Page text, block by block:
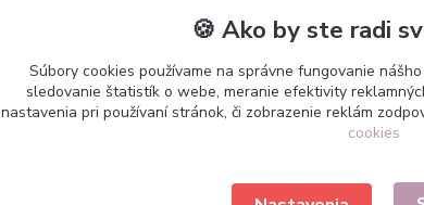
Ako nakupovať ?
Kontakt
🍪 Ako by ste radi
Súbory cookies používame na správne fungovanie
sledovanie štatistík o webe, meranie efektivity
nastavenia pri používaní stránok, či zobrazenie reklám
cookies